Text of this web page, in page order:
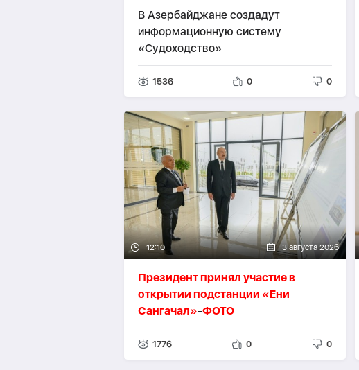
В Азербайджане создадут
информационную систему
«Судоходство»
1536 0 0
12:10 3 августа 2026
Президент принял участие в
открытии подстанции «Ени
Сангачал»-ФОТО
1776 0 0